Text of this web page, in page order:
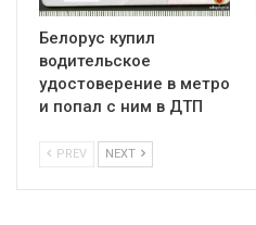
Белорус купил
водительское
удостоверение в метро
и попал с ним в ДТП
PREV NEXT